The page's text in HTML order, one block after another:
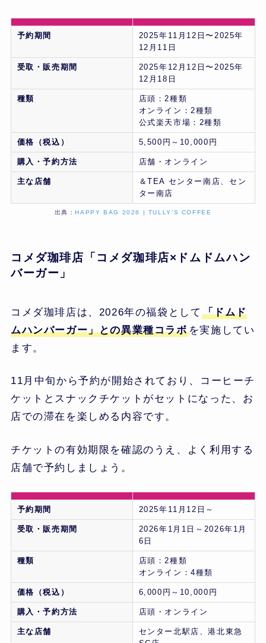
予約期間
2025年11月12日〜2025年
12月11日
受取・販売期間
2025年12月12日〜2025年
12月18日
種類
店頭：2種類
オンライン：2種類
公式楽天市場：2種類
価格（税込） 5,500円～10,000円
購入・予約方法 店舗・オンライン
主な店舗
＆TEA センター南店、セン
ター南店
出典：HAPPY BAG 2026 | TULLY’S COFFEE
コメダ珈琲店「コメダ珈琲店×ドムドムハン
バーガー」
コメダ珈琲店は、2026年の福袋として 「ドムド
ムハンバーガー」との異業種コラボを実施してい
ます。
11月中旬から予約が開始されており、コーヒーチ
ケットとスナックチケットがセットになった、お
店での滞在を楽しめる内容です。
チケットの有効期限を確認のうえ、よく利用する
店舗で予約しましょう。
予約期間 2025年11月12日～
受取・販売期間
2026年1月1日～2026年1月
6日
種類
店頭：2種類
オンライン：4種類
価格（税込） 6,000円～10,000円
購入・予約方法 店頭・オンライン
主な店舗
センター北駅店、港北東急